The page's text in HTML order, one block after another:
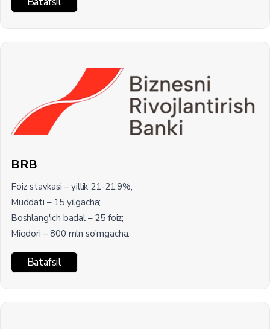
BRB
Foiz stavkasi – yillik 21-21.9%;
Muddati – 15 yilgacha;
Boshlang'ich badal – 25 foiz;
Miqdori – 800 mln so'mgacha.
Batafsil